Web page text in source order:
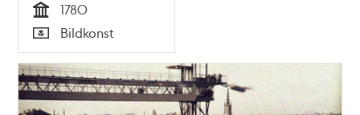
Tid
1780
Typ
Bildkonst